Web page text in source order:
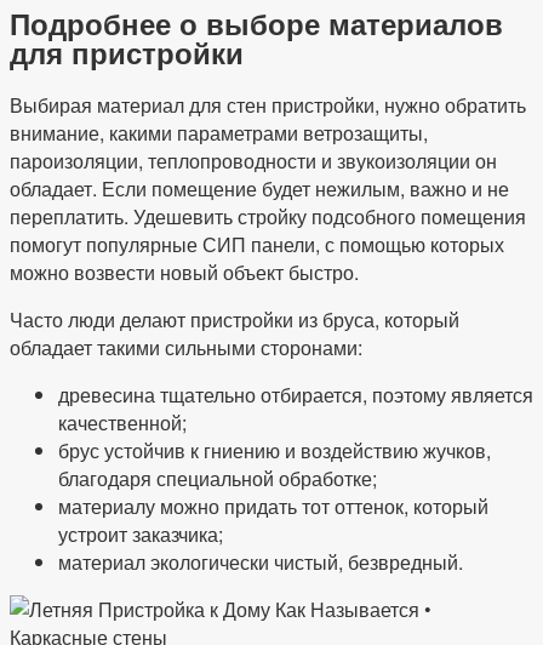
Подробнее о выборе материалов
для пристройки
Выбирая материал для стен пристройки, нужно обратить
внимание, какими параметрами ветрозащиты,
пароизоляции, теплопроводности и звукоизоляции он
обладает. Если помещение будет нежилым, важно и не
переплатить. Удешевить стройку подсобного помещения
помогут популярные СИП панели, с помощью которых
можно возвести новый объект быстро.
Часто люди делают пристройки из бруса, который
обладает такими сильными сторонами:
древесина тщательно отбирается, поэтому является
качественной;
брус устойчив к гниению и воздействию жучков,
благодаря специальной обработке;
материалу можно придать тот оттенок, который
устроит заказчика;
материал экологически чистый, безвредный.